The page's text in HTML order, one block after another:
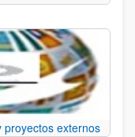
proyectos externos